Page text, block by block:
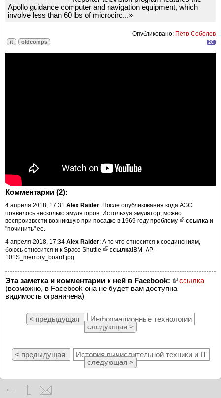
Apollo guidance computer and navigation equipment, which
involve less than 60 lbs of microcirc...»
Опубликовано: Пётр Соболев
it oldcomps 2C
Комментарии (2):
4 апреля 2018, 17:31 Alex Raider: После опубликования кода AGC
появилось несколько эмуляторов. Используя эмулятор, можно
воспроизвести возникшую при посадке в 1969 году проблему
ссылка и
"починить" ее.
4 апреля 2018, 17:34 Alex Raider: А то что относится к соединениям,
боюсь относится и к Space Shuttle
ссылкаIBM_AP-
101S_memory_board.jpg
Эта заметка и комментарии к ней в Facebook:
ссылка
(возможно, в Facebook она не будет вам доступна -
видимость ограничена)
< предыдущая
Информационные технологии
следующая >
< предыдущая
История вычислительной техники и IT
следующая >